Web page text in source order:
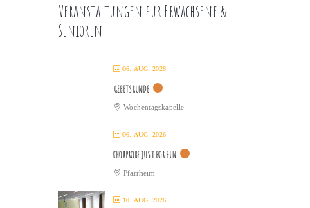
Veranstaltungen für Erwachsene &
Senioren
06. AUG. 2026
GEBETSRUNDE
Wochentagskapelle
06. AUG. 2026
CHORPROBE JUST FOR FUN
Pfarrheim
10. AUG. 2026